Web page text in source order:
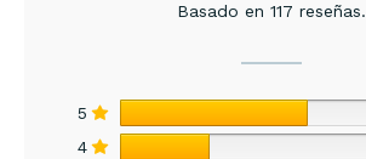
Basado en 117 reseñas.
5
4